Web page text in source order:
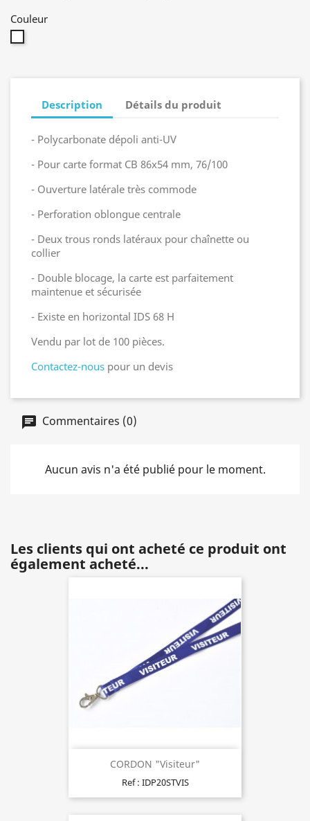
Couleur
Description Détails du produit
- Polycarbonate dépoli anti-UV
- Pour carte format CB 86x54 mm, 76/100
- Ouverture latérale très commode
- Perforation oblongue centrale
- Deux trous ronds latéraux pour chaînette ou
collier
- Double blocage, la carte est parfaitement
maintenue et sécurisée
- Existe en horizontal IDS 68 H
Vendu par lot de 100 pièces.
Contactez-nous pour un devis
Commentaires (0)
Aucun avis n'a été publié pour le moment.
Les clients qui ont acheté ce produit ont
également acheté...
CORDON "Visiteur"
Ref : IDP20STVIS